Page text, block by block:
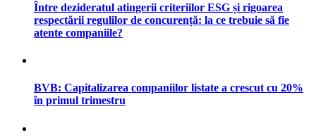
Între dezideratul atingerii criteriilor ESG și rigoarea
respectării regulilor de concurență: la ce trebuie să fie
atente companiile?
BVB: Capitalizarea companiilor listate a crescut cu 20%
în primul trimestru